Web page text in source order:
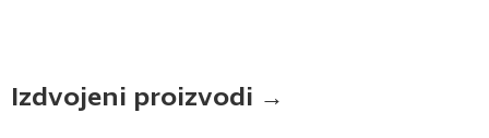
Izdvojeni proizvodi →